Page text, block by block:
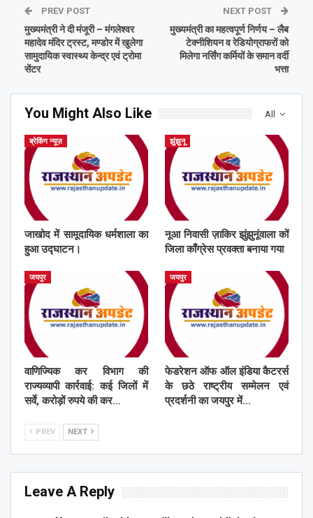
PREV POST
मुख्यमंत्री ने दी मंजूरी – मंगलेश्वर
महादेव मंदिर ट्रस्ट, मण्डोर में खुलेगा
सामुदायिक स्वास्थ्य केन्द्र एवं ट्रोमा
सेंटर
NEXT POST
मुख्यमंत्री का महत्वपूर्ण निर्णय – लैब
टेक्नीशियन व रेडियोग्राफरों को
मिलेगा नर्सिंग कर्मियों के समान वर्दी
भत्ता
All
You Might Also Like
ब्रेकिंग न्यूज़
जाखोद में सामूदायिक धर्मशाला का
हुआ उद्घाटन।
झुंझुनू
नूआ निवासी ज़ाकिर झुंझुनूंवाला कों
जिला काँग्रेस प्रवक्ता बनाया गया
जयपुर
वाणिज्यिक कर विभाग की
राज्यव्यापी कार्रवाई: कई जिलों में
सर्वे, करोड़ों रुपये की कर…
जयपुर
फेडरेशन ऑफ ऑल इंडिया कैटरर्स
के छठे राष्ट्रीय सम्मेलन एवं
प्रदर्शनी का जयपुर में…
PREV NEXT
Leave A Reply